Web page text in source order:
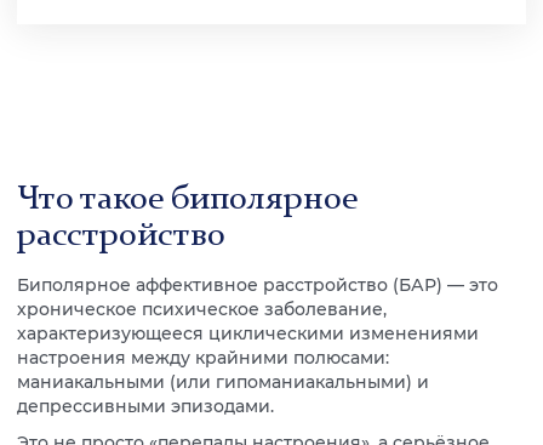
Что такое биполярное
расстройство
Биполярное аффективное расстройство (БАР) — это
хроническое психическое заболевание,
характеризующееся циклическими изменениями
настроения между крайними полюсами:
маниакальными (или гипоманиакальными) и
депрессивными эпизодами.